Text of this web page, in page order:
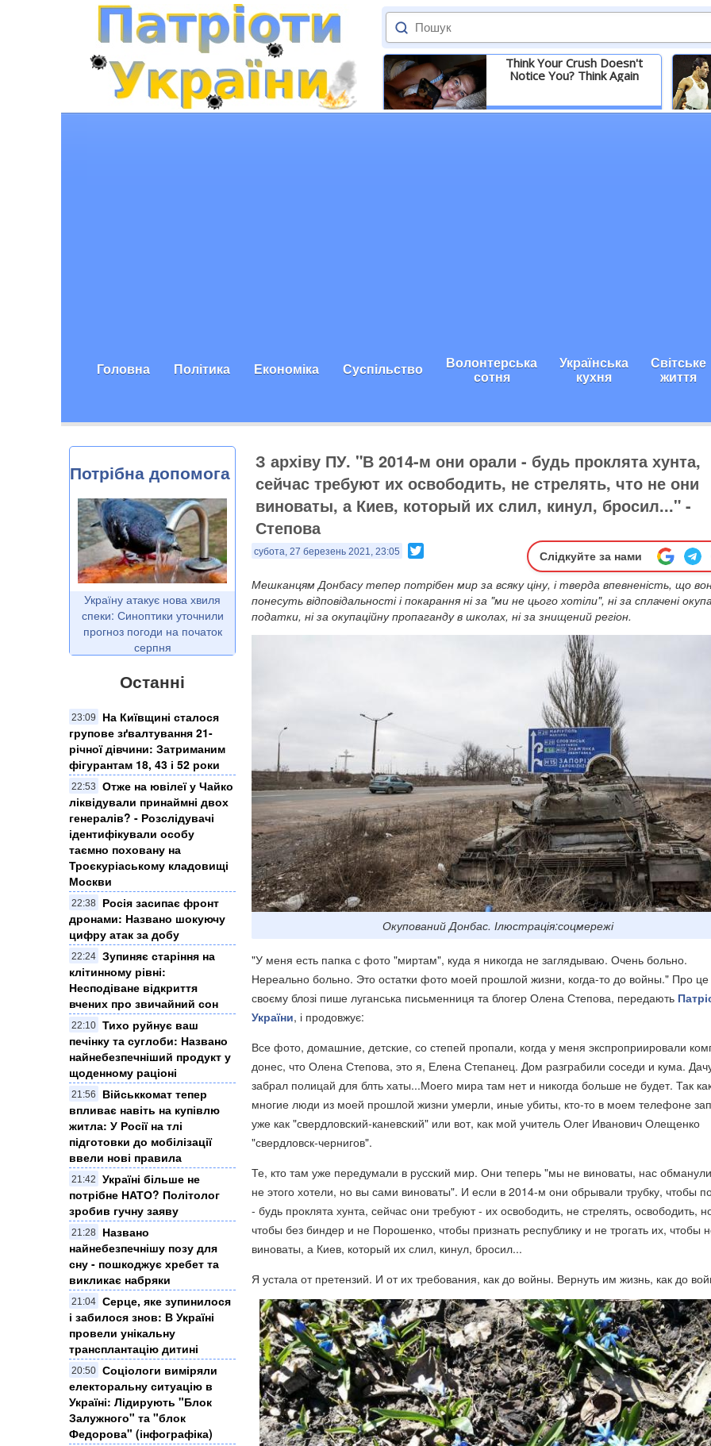
Think Your Crush Doesn't
Notice You? Think Again
Детальніше
Головна Політика Економіка Суспільство Волонтерська
сотня
Українська
кухня
Світське
життя
Потрібна допомога
Україну атакує нова хвиля
спеки: Синоптики уточнили
прогноз погоди на початок
серпня
Останні
23:09
На Київщині сталося
групове зґвалтування 21-
річної дівчини: Затриманим
фігурантам 18, 43 і 52 роки
22:53
Отже на ювілеї у Чайко
ліквідували принаймні двох
генералів? - Розслідувачі
ідентифікували особу
таємно поховану на
Троєкуріаському кладовищі
Москви
22:38
Росія засипає фронт
дронами: Названо шокуючу
цифру атак за добу
22:24 Зупиняє старіння на
клітинному рівні:
Несподіване відкриття
вчених про звичайний сон
22:10 Тихо руйнує ваш
печінку та суглоби: Названо
найнебезпечніший продукт у
щоденному раціоні
21:56
Військкомат тепер
впливає навіть на купівлю
житла: У Росії на тлі
підготовки до мобілізації
ввели нові правила
21:42
Україні більше не
потрібне НАТО? Політолог
зробив гучну заяву
21:28
Названо
найнебезпечнішу позу для
сну - пошкоджує хребет та
викликає набряки
21:04 Серце, яке зупинилося
і забилося знов: В Україні
провели унікальну
трансплантацію дитині
20:50 Соціологи виміряли
електоральну ситуацію в
Україні: ​Лідирують "Блок
Залужного" та "блок
Федорова" (інфографіка)
З архіву ПУ. "В 2014-м они орали - будь проклята хунта,
сейчас требуют их освободить, не стрелять, что не они
виноваты, а Киев, который их слил, кинул, бросил..." -
Степова
субота, 27 березень 2021, 23:05 Слідкуйте за нами
Мешканцям Донбасу тепер потрібен мир за всяку ціну, і тверда впевненість, що
понесуть відповідальності і покарання ні за "ми не цього хотіли", ні за сплачені
податки, ні за окупаційну пропаганду в школах, ні за знищений регіон.
Окупований Донбас. Ілюстрація:соцмережі
"У меня есть папка с фото "миртам", куда я никогда не заглядываю. Очень больно.
Нереально больно. Это остатки фото моей прошлой жизни, когда-то до войны." Про це
своєму блозі пише луганська письменниця та блогер Олена Степова, передають
України, і продовжує:
Все фото, домашние, детские, со степей пропали, когда у меня экспроприировали
донес, что Олена Степова, это я, Елена Степанец. Дом разграбили соседи и кума.
забрал полицай для блть хаты...Моего мира там нет и никогда больше не будет. Так
многие люди из моей прошлой жизни умерли, иные убиты, кто-то в моем телефоне
уже как "свердловский-каневский" или вот, как мой учитель Олег Иванович Олещенко
"свердловск-чернигов".
Те, кто там уже передумали в русский мир. Они теперь "мы не виноваты, нас
не этого хотели, но вы сами виноваты". И если в 2014-м они обрывали трубку, чтобы
- будь проклята хунта, сейчас они требуют - их освободить, не стрелять, освободить,
чтобы без биндер и не Порошенко, чтобы признать республику и не трогать их, чтобы
виноваты, а Киев, который их слил, кинул, бросил...
Я устала от претензий. И от их требования, как до войны. Вернуть им жизнь, как до